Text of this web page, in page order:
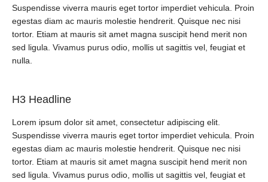
Suspendisse viverra mauris eget tortor imperdiet vehicula. Proin
egestas diam ac mauris molestie hendrerit. Quisque nec nisi
tortor. Etiam at mauris sit amet magna suscipit hend merit non
sed ligula. Vivamus purus odio, mollis ut sagittis vel, feugiat et
nulla.
H3 Headline
Lorem ipsum dolor sit amet, consectetur adipiscing elit.
Suspendisse viverra mauris eget tortor imperdiet vehicula. Proin
egestas diam ac mauris molestie hendrerit. Quisque nec nisi
tortor. Etiam at mauris sit amet magna suscipit hend merit non
sed ligula. Vivamus purus odio, mollis ut sagittis vel, feugiat et